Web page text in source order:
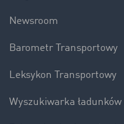
Newsroom
Barometr Transportowy
Leksykon Transportowy
Wyszukiwarka ładunków